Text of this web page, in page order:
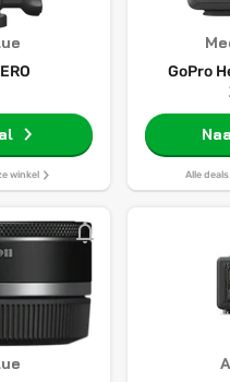
winkel
GoPro
Alle